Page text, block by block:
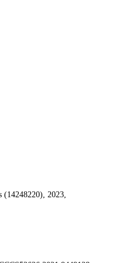
(14248220), 2023,